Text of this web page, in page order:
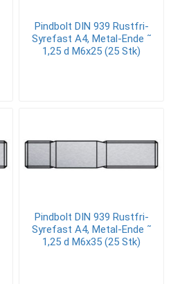
Pindbolt DIN 939 Rustfri-
Syrefast A4, Metal-Ende ˜
1,25 d M6x25 (25 Stk)
Pindbolt DIN 939 Rustfri-
Syrefast A4, Metal-Ende ˜
1,25 d M6x35 (25 Stk)